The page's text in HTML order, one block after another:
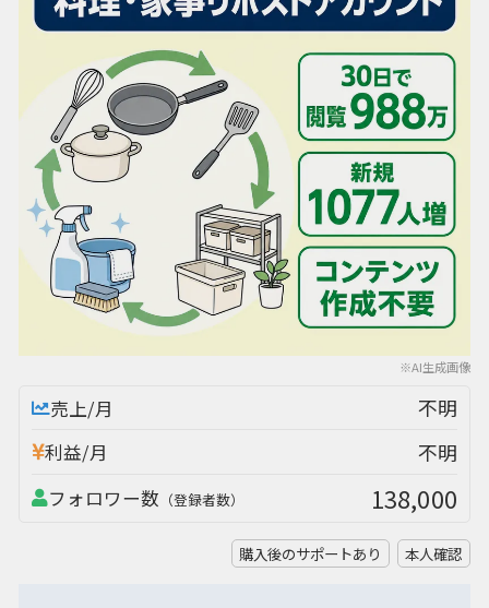
※AI生成画像
売上/月 不明
利益/月 不明
フォロワー数 （登録者数） 138,000
購入後のサポートあり 本人確認